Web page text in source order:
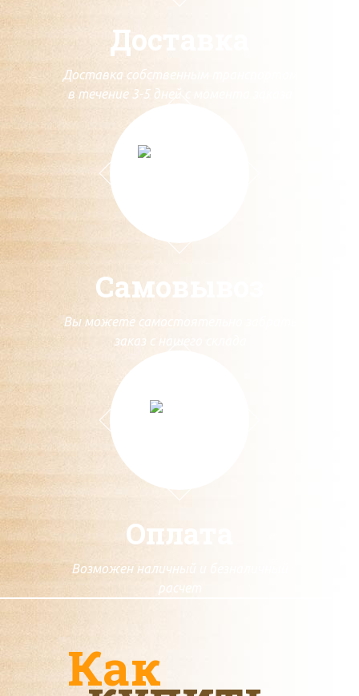
Доставка
Доставка собственным транспортом
в течение 3-5 дней с момента заказа
Самовывоз
Вы можете самостоятельно забрать
заказ с нашего склада
Оплата
Возможен наличный и безналичный
расчет
Как